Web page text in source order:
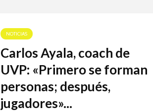
NOTICIAS
Carlos Ayala, coach de
UVP: «Primero se forman
personas; después,
jugadores»...